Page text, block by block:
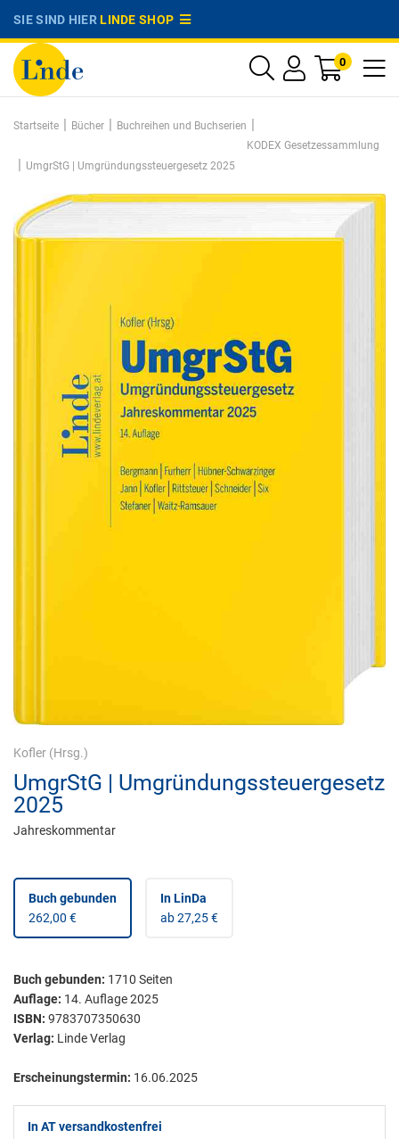
SIE SIND HIERLINDE SHOP
0
Startseite | Bücher | Buchreihen und Buchserien |
KODEX Gesetzessammlung
| UmgrStG | Umgründungssteuergesetz 2025
Kofler (Hrsg.)
UmgrStG | Umgründungssteuergesetz
2025
Jahreskommentar
Buch gebunden
262,00 €
In LinDa
ab 27,25 €
Buch gebunden: 1710 Seiten
Auflage: 14. Auflage 2025
ISBN: 9783707350630
Verlag: Linde Verlag
Erscheinungstermin: 16.06.2025
In AT versandkostenfrei